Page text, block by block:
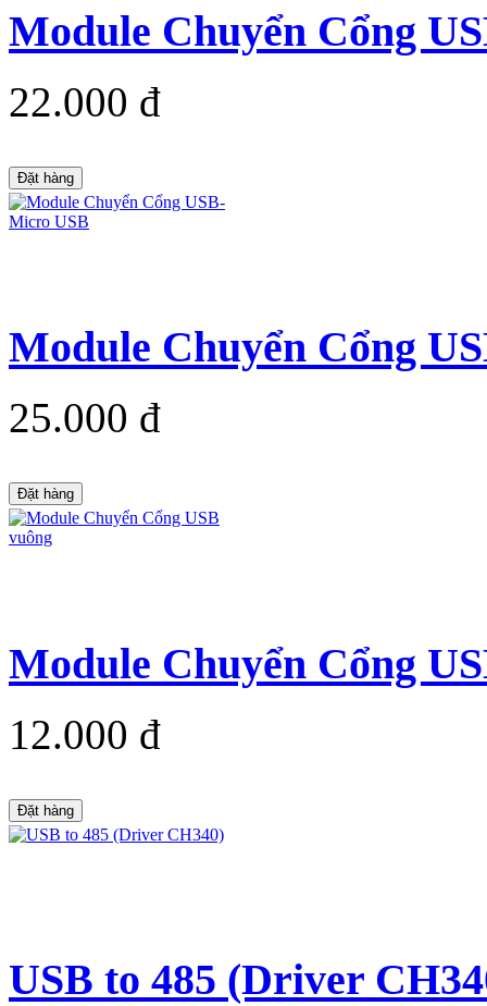
Module Chuyển Cổng
22.000 đ
Đặt hàng
Module Chuyển Cổng
25.000 đ
Đặt hàng
Module Chuyển Cổng
12.000 đ
Đặt hàng
USB to 485 (Driver